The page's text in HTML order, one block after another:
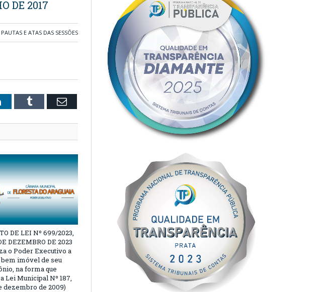
DE 2017
PAUTAS E ATAS DAS SESSÕES
LinkedInTumblr Email
DE LEI Nº 699/2023,
DEZEMBRO DE 2023
o Poder Executivo a
imóvel de seu
na forma que
Lei Municipal Nº 187,
dezembro de 2009)